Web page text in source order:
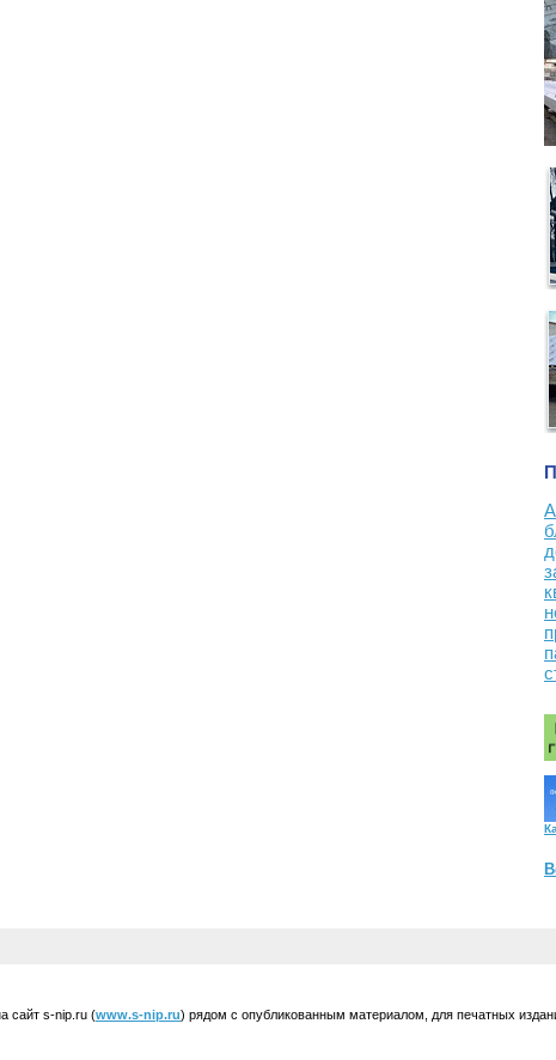
сайт s-nip.ru (www.s-nip.ru) рядом с опубликованным материалом, для печатных